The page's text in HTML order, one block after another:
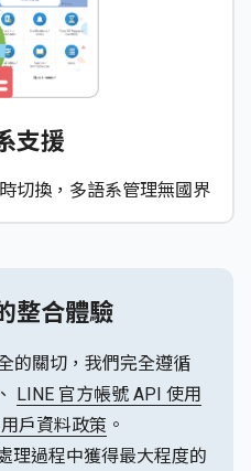
支援
切換，多語系管理無國界
整合體驗
的關切，我們完全遵循
、 LINE 官方帳號 API 使用
戶資料政策 。
理過程中獲得最大程度的